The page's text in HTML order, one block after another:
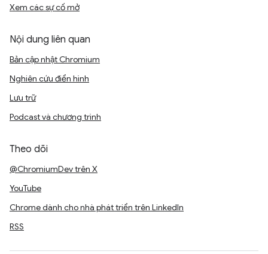
Xem các sự cố mở
Nội dung liên quan
Bản cập nhật Chromium
Nghiên cứu điển hình
Lưu trữ
Podcast và chương trình
Theo dõi
@ChromiumDev trên X
YouTube
Chrome dành cho nhà phát triển trên LinkedIn
RSS